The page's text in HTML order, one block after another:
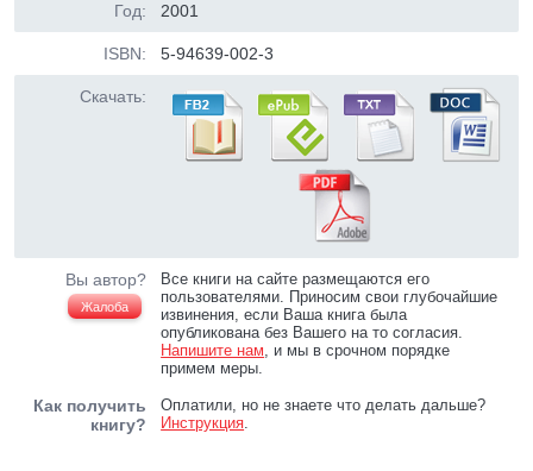
Год: 2001
ISBN: 5-94639-002-3
Скачать:
Вы автор?
Жалоба
Все книги на сайте размещаются его
пользователями. Приносим свои глубочайшие
извинения, если Ваша книга была
опубликована без Вашего на то согласия.
Напишите нам, и мы в срочном порядке
примем меры.
Как получить
книгу?
Оплатили, но не знаете что делать дальше?
Инструкция.